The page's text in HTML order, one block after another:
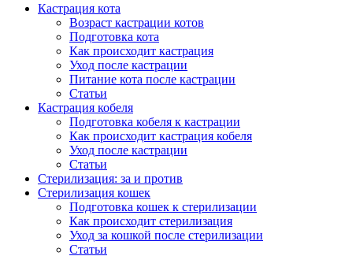
Кастрация кота
Возраст кастрации котов
Подготовка кота
Как происходит кастрация
Уход после кастрации
Питание кота после кастрации
Статьи
Кастрация кобеля
Подготовка кобеля к кастрации
Как происходит кастрация кобеля
Уход после кастрации
Статьи
Стерилизация: за и против
Стерилизация кошек
Подготовка кошек к стерилизации
Как происходит стерилизация
Уход за кошкой после стерилизации
Статьи